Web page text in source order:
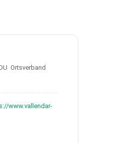
Ortsverband
www.vallendar-